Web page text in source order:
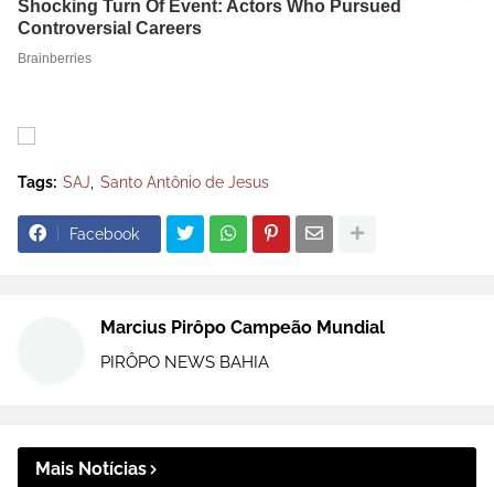
Tags: SAJ Santo Antônio de Jesus
Facebook
Marcius Pirôpo Campeão Mundial
PIRÔPO NEWS BAHIA
Mais Notícias